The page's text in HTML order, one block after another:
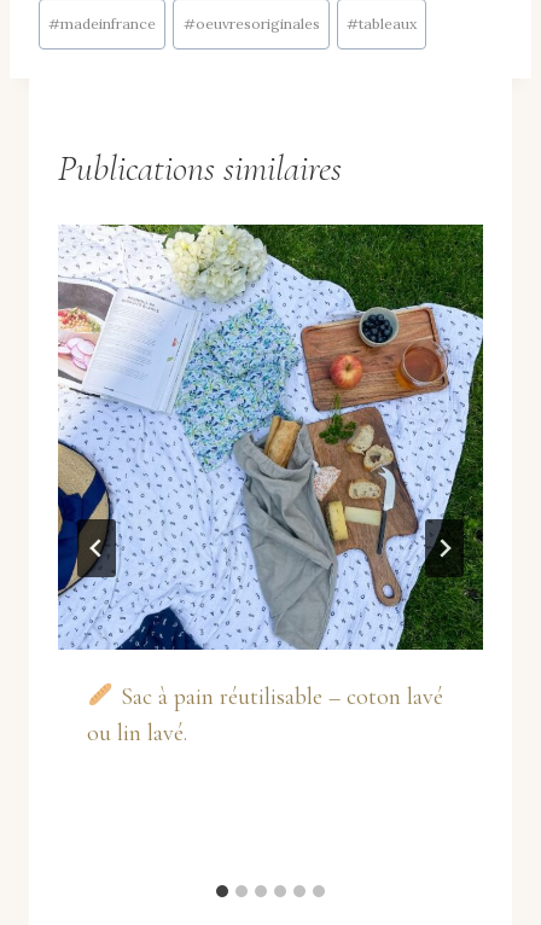
la#madeinfrance #oeuvresoriginales #tableaux
Publications similaires
Sac à pain réutilisable – coton lavé
ou lin lavé.